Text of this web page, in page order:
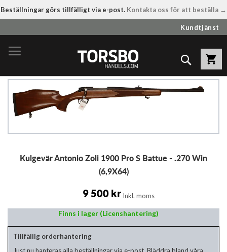
Beställningar görs tillfälligt via e-post. Kontakta oss för att beställa →
till
innehållet
Kundtjänst
Sök
till
slutet
av
bildgalleriet
Kulgevär Antonio Zoli 1900 Pro S Battue - .270 Win
(6,9X64)
9 500 kr Inkl. moms
Finns i lager (Licenshantering)
Tillfällig orderhantering
Just nu hanteras alla beställningar via e-post. Bläddra bland våra